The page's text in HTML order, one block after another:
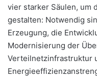
vier starker Säulen, um
gestalten: Notwendig
Erzeugung, die
Modernisierung der
Verteilnetzinfrastruktur